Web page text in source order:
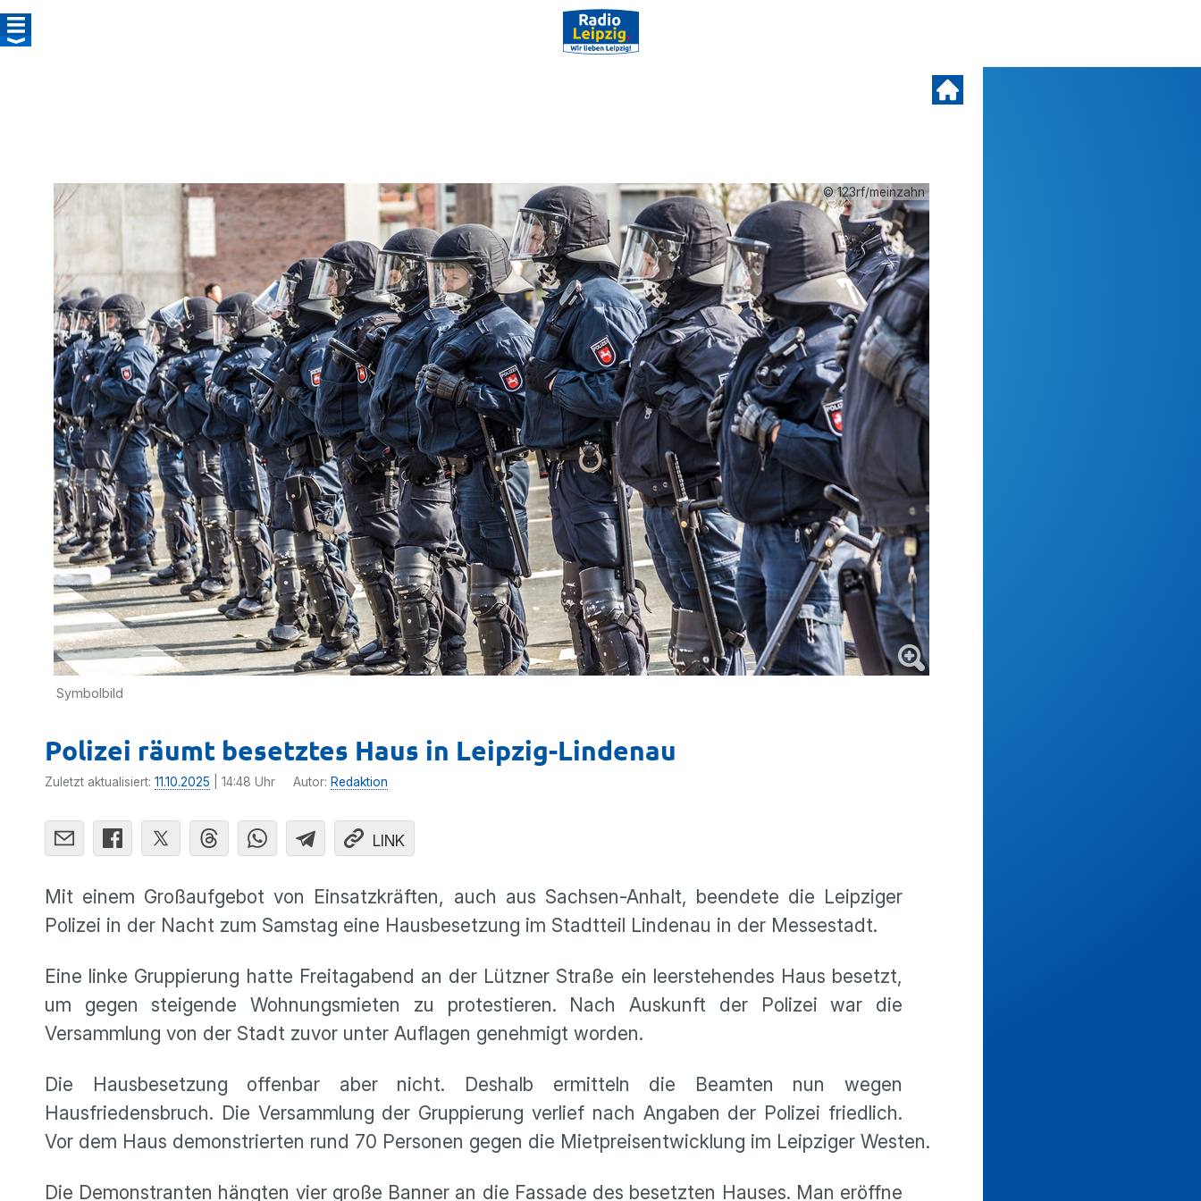
© 123rf/meinzahn
Symbolbild
Polizei räumt besetztes Haus in Leipzig-Lindenau
Zuletzt aktualisiert: 11.10.2025 | 14:48 Uhr Autor: Redaktion
LINK
Mit einem Großaufgebot von Einsatzkräften, auch aus Sachsen-Anhalt, beendete die Leipziger
Polizei in der Nacht zum Samstag eine Hausbesetzung im Stadtteil Lindenau in der Messestadt.
Eine linke Gruppierung hatte Freitagabend an der Lützner Straße ein leerstehendes Haus besetzt,
um gegen steigende Wohnungsmieten zu protestieren. Nach Auskunft der Polizei war die
Versammlung von der Stadt zuvor unter Auflagen genehmigt worden.
Die Hausbesetzung offenbar aber nicht. Deshalb ermitteln die Beamten nun wegen
Hausfriedensbruch. Die Versammlung der Gruppierung verlief nach Angaben der Polizei friedlich.
Vor dem Haus demonstrierten rund 70 Personen gegen die Mietpreisentwicklung im Leipziger Westen.
Die Demonstranten hängten vier große Banner an die Fassade des besetzten Hauses. Man eröffne